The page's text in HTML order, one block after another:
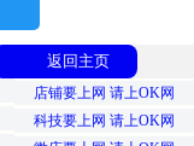
返回主页
店铺要上网 请上OK网
科技要上网 请上OK网